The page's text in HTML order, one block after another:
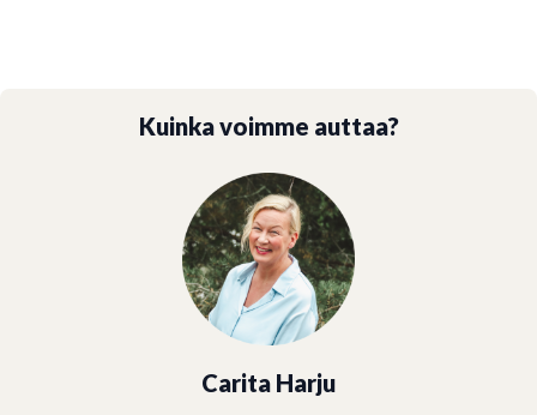
Kuinka voimme auttaa?
Carita Harju